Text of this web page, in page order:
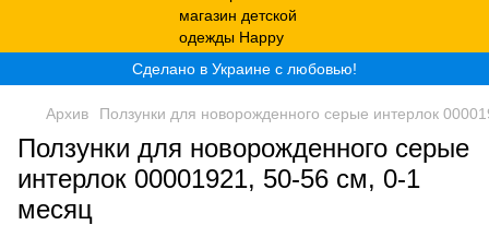
Сделано в Украине с любовью!
Архив Ползунки для новорожденного серые интерлок
Ползунки для новорожденного серые
интерлок 00001921, 50-56 см, 0-1
месяц